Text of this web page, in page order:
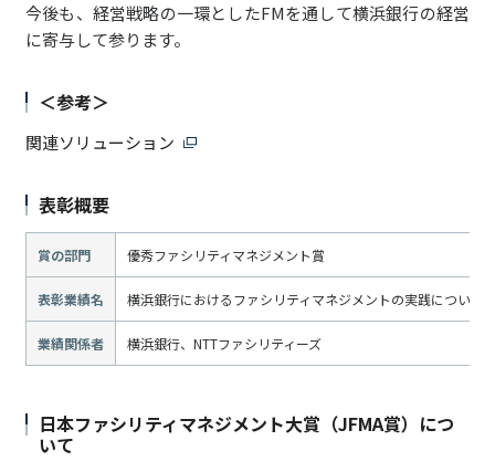
今後も、経営戦略の一環としたFMを通して横浜銀行の経営
に寄与して参ります。
＜参考＞
関連ソリューション
表彰概要
賞の部門 優秀ファシリティマネジメント賞
表彰業績名 横浜銀行におけるファシリティマネジメントの実践について
業績関係者 横浜銀行、NTTファシリティーズ
日本ファシリティマネジメント大賞（JFMA賞）につ
いて